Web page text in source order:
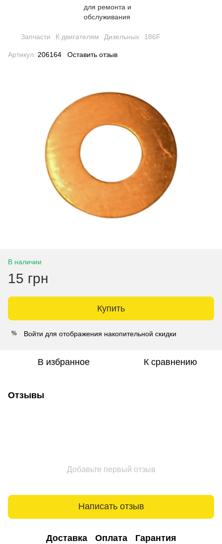
Запчасти К двигателям Дизельных 186F
Артикул: 206164 Оставить отзыв
В наличии
15 грн
Купить
% Войти для отображения накопительной скидки
В избранное К сравнению
Отзывы
Добавьте первый отзыв
Написать отзыв
Доставка Оплата Гарантия